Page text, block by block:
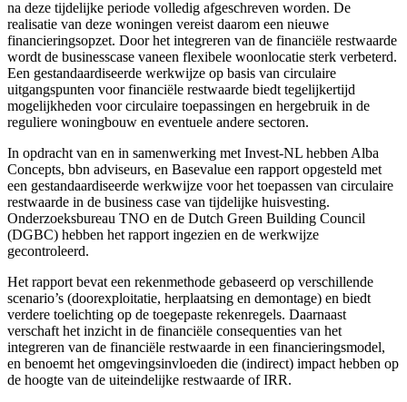
na deze tijdelijke periode volledig afgeschreven worden. De
realisatie van deze woningen vereist daarom een nieuwe
financieringsopzet. Door het integreren van de financiële restwaarde
wordt de businesscase vaneen flexibele woonlocatie sterk verbeterd.
Een gestandaardiseerde werkwijze op basis van circulaire
uitgangspunten voor financiële restwaarde biedt tegelijkertijd
mogelijkheden voor circulaire toepassingen en hergebruik in de
reguliere woningbouw en eventuele andere sectoren.
In opdracht van en in samenwerking met Invest-NL hebben Alba
Concepts, bbn adviseurs, en Basevalue een rapport opgesteld met
een gestandaardiseerde werkwijze voor het toepassen van circulaire
restwaarde in de business case van tijdelijke huisvesting.
Onderzoeksbureau TNO en de Dutch Green Building Council
(DGBC) hebben het rapport ingezien en de werkwijze
gecontroleerd.
Het rapport bevat een rekenmethode gebaseerd op verschillende
scenario’s (doorexploitatie, herplaatsing en demontage) en biedt
verdere toelichting op de toegepaste rekenregels. Daarnaast
verschaft het inzicht in de financiële consequenties van het
integreren van de financiële restwaarde in een financieringsmodel,
en benoemt het omgevingsinvloeden die (indirect) impact hebben op
de hoogte van de uiteindelijke restwaarde of IRR.